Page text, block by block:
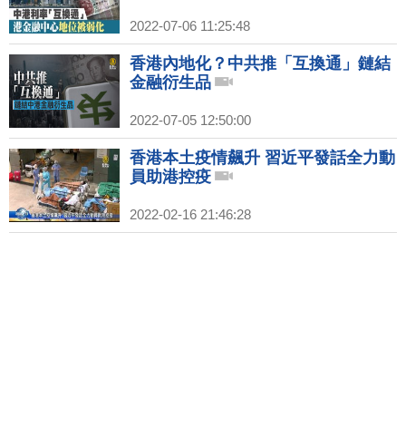
2022-07-06 11:25:48
香港內地化？中共推「互換通」鏈結
金融衍生品
2022-07-05 12:50:00
香港本土疫情飆升 習近平發話全力動
員助港控疫
2022-02-16 21:46:28